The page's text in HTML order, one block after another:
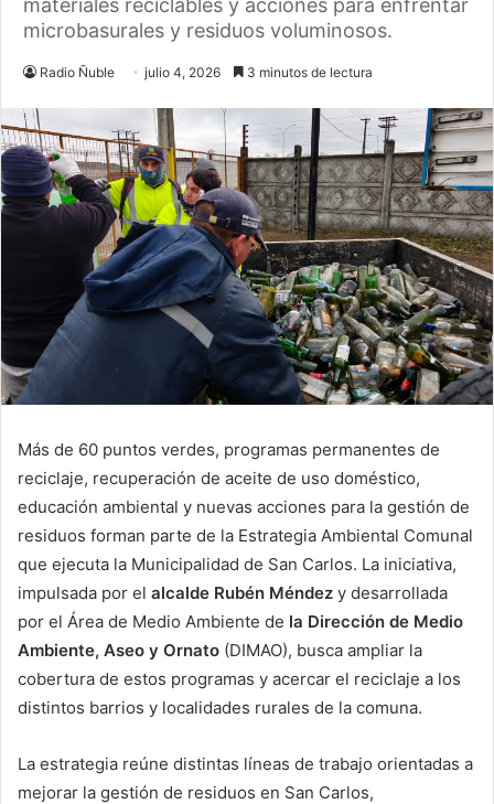
materiales reciclables y acciones para enfrentar
microbasurales y residuos voluminosos.
Radio Ñuble julio 4, 2026 3 minutos de lectura
Más de 60 puntos verdes, programas permanentes de
reciclaje, recuperación de aceite de uso doméstico,
educación ambiental y nuevas acciones para la gestión de
residuos forman parte de la Estrategia Ambiental Comunal
que ejecuta la Municipalidad de San Carlos. La iniciativa,
impulsada por el alcalde Rubén Méndez y desarrollada
por el Área de Medio Ambiente de la Dirección de Medio
Ambiente, Aseo y Ornato (DIMAO), busca ampliar la
cobertura de estos programas y acercar el reciclaje a los
distintos barrios y localidades rurales de la comuna.
La estrategia reúne distintas líneas de trabajo orientadas a
mejorar la gestión de residuos en San Carlos,